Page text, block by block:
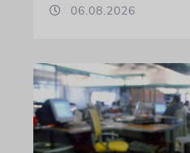
06.08.2026